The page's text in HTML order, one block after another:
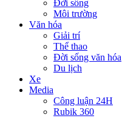
Đời sống
Môi trường
Văn hóa
Giải trí
Thể thao
Đời sống văn hóa
Du lịch
Xe
Media
Công luận 24H
Rubik 360